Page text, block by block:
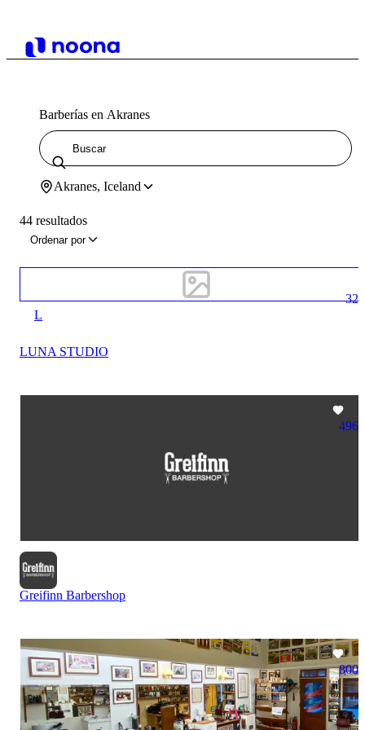
Barberías en Akranes
Akranes, Iceland
44 resultados
Ordenar por
32
L
LUNA STUDIO
496
Greifinn Barbershop
800